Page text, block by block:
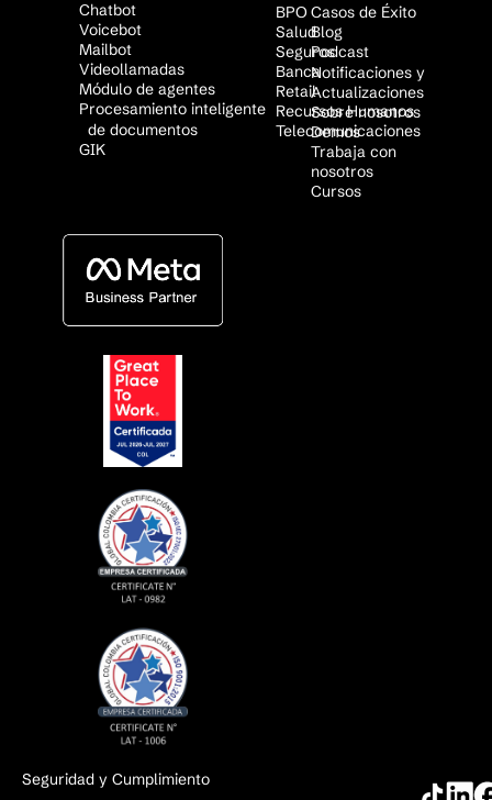
Chatbot
Voicebot
Mailbot
Videollamadas
Módulo de agentes
Procesamiento inteligente
de documentos
GIK
BPO
Salud
Seguros
Banca
Retail
Recursos Humanos
Telecomunicaciones
Casos de Éxito
Blog
Podcast
Notificaciones y
Actualizaciones
Sobre nosotros
Demos
Trabaja con
nosotros
Cursos
Seguridad y Cumplimiento